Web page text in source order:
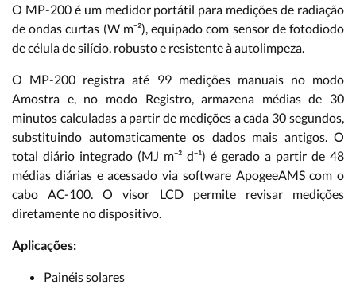
O MP-200 é um medidor portátil para medições de radiação
de ondas curtas (W m⁻²), equipado com sensor de fotodiodo
de célula de silício, robusto e resistente à autolimpeza.
O MP-200 registra até 99 medições manuais no modo
Amostra e, no modo Registro, armazena médias de 30
minutos calculadas a partir de medições a cada 30 segundos,
substituindo automaticamente os dados mais antigos. O
total diário integrado (MJ m⁻² d⁻¹) é gerado a partir de 48
médias diárias e acessado via software ApogeeAMS com o
cabo AC-100. O visor LCD permite revisar medições
diretamente no dispositivo.
Aplicações:
Painéis solares